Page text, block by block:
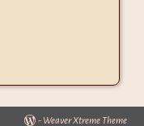
- Weaver Xtreme Theme